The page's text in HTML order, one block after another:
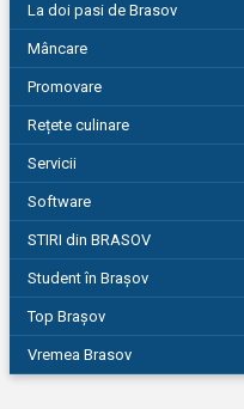
La doi pasi de Brasov
Mâncare
Promovare
Rețete culinare
Servicii
Software
STIRI din BRASOV
Student în Brașov
Top Brașov
Vremea Brasov